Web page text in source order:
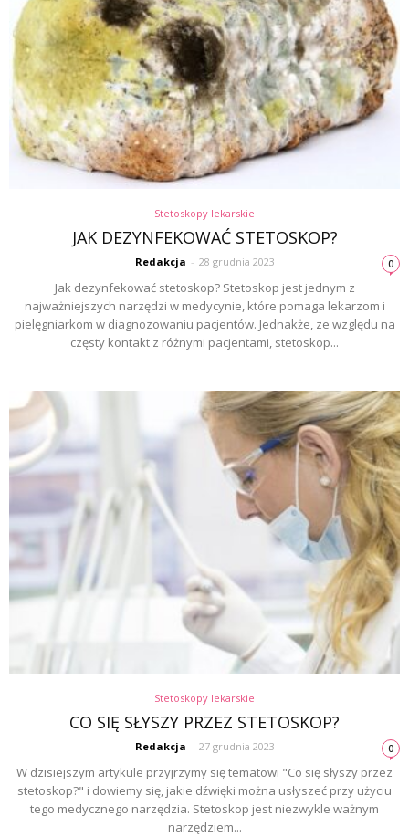
Stetoskopy lekarskie
JAK DEZYNFEKOWAĆ STETOSKOP?
Redakcja - 28 grudnia 2023 0
Jak dezynfekować stetoskop? Stetoskop jest jednym z
najważniejszych narzędzi w medycynie, które pomaga lekarzom i
pielęgniarkom w diagnozowaniu pacjentów. Jednakże, ze względu na
częsty kontakt z różnymi pacjentami, stetoskop...
Stetoskopy lekarskie
CO SIĘ SŁYSZY PRZEZ STETOSKOP?
Redakcja - 27 grudnia 2023 0
W dzisiejszym artykule przyjrzymy się tematowi "Co się słyszy przez
stetoskop?" i dowiemy się, jakie dźwięki można usłyszeć przy użyciu
tego medycznego narzędzia. Stetoskop jest niezwykle ważnym
narzędziem...